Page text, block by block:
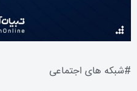
#شبکه های اجتماعی